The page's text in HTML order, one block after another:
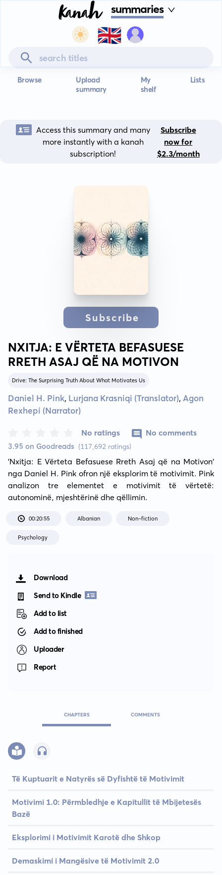
summaries
🇬🇧
Browse
Upload
summary
My
shelf
Lists
Access this summary and many
more instantly with a kanah
subscription!
Subscribe
now for
$2.3/month
Subscribe
NXITJA: E VËRTETA BEFASUESE
RRETH ASAJ QË NA MOTIVON
Drive: The Surprising Truth About What Motivates Us
Daniel H. Pink, Lurjana Krasniqi (Translator), Agon
Rexhepi (Narrator)
3.95 on Goodreads (117,692 ratings)
No ratings No comments
'Nxitja: E Vërteta Befasuese Rreth Asaj që na Motivon'
nga Daniel H. Pink ofron një eksplorim të motivimit. Pink
analizon tre elementet e motivimit të vërtetë:
autonominë, mjeshtërinë dhe qëllimin.
00:20:55 Albanian Non-fiction
Psychology
Download
Send to Kindle
Add to list
Add to finished
Uploader
Report
CHAPTERS COMMENTS
Të Kuptuarit e Natyrës së Dyfishtë të Motivimit
Motivimi 1.0: Përmbledhje e Kapitullit të Mbijetesës
Bazë
Eksplorimi i Motivimit Karotë dhe Shkop
Demaskimi i Mangësive të Motivimit 2.0